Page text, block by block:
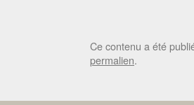
Ce contenu a été
permalien.